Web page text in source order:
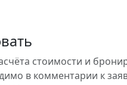
стоимости и
в комментарии к